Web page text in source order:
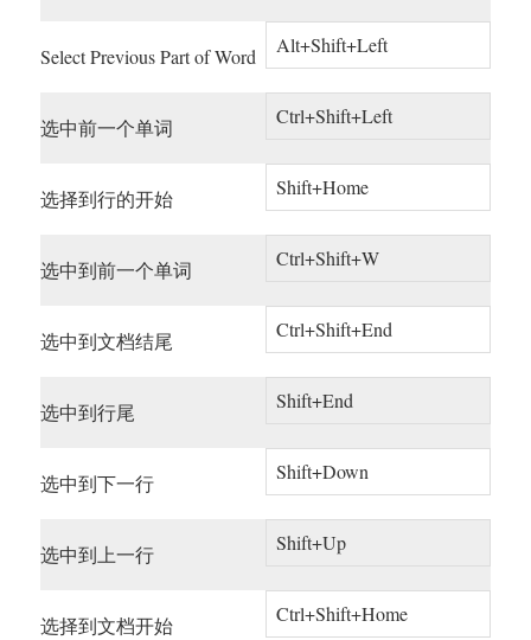
Select Previous Part of Word Alt+Shift+Left
选中前一个单词 Ctrl+Shift+Left
选择到行的开始 Shift+Home
选中到前一个单词 Ctrl+Shift+W
选中到文档结尾 Ctrl+Shift+End
选中到行尾 Shift+End
选中到下一行 Shift+Down
选中到上一行 Shift+Up
选择到文档开始 Ctrl+Shift+Home